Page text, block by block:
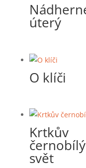
úterý
O klíči
Krtkův
černobílý
svět